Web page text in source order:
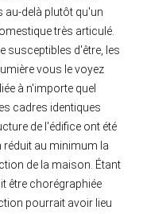
au-delà plutôt qu'un
très articulé.
susceptibles d'être, les
vous le voyez
à n'importe quel
cadres identiques
de l'édifice ont été
réduit au minimum la
de la maison. Étant
être chorégraphiée
pourrait avoir lieu